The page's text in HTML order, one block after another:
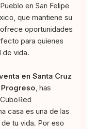
en San Felipe
que mantiene su
oportunidades
para quienes
de vida.
en Santa Cruz
, has
casa es una de las
tu vida. Por eso